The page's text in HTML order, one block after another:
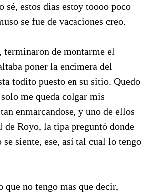
sé, estos dias estoy toooo poco
se fue de vacaciones creo.
terminaron de montarme el
poner la encimera del
todito puesto en su sitio. Quedo
me queda colgar mis
enmarcandose, y uno de ellos
Royo, la tipa preguntó donde
se siente, ese, así tal cual lo tengo
que no tengo mas que decir,